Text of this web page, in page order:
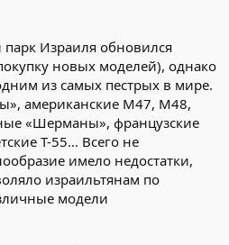
Израиля обновился
новых моделей), однако
из самых пестрых в мире.
американские М47, М48,
«Шерманы», французские
Т-55… Всего не
имело недостатки,
израильтянам по
модели